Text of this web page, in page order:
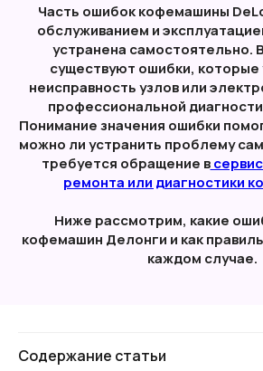
Часть ошибок кофемашины
обслуживанием и
устранена самостоятельно.
существуют ошибки, которые
неисправность узлов или
профессиональной
Понимание значения ошибки
можно ли устранить проблему
требуется обращение в
ремонта или диагностики
Ниже рассмотрим, какие
кофемашин Делонги и как
каждом случае.
Содержание статьи